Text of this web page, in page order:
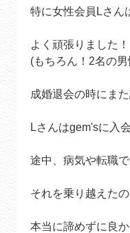
特に女性会員Lさん
よく頑張りました！
(もちろん！2名の男
成婚退会の時にま
Lさんはgem'sに入
途中、病気や転職
それを乗り越えた
本当に諦めずに良